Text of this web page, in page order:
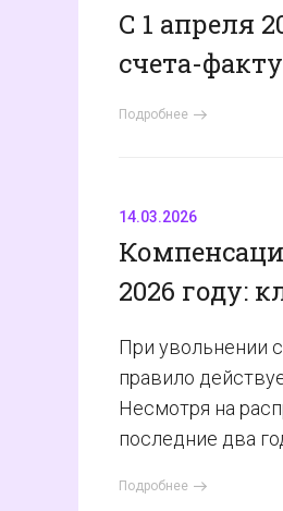
С 1 апреля
счета-
Подробнее
14.03.2026
2026 году:
При увольнении
правило
Несмотря на
последние два
Подробнее